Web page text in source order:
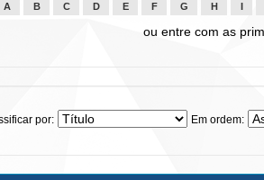
A B C D E F G H
ou entre com as
por: Em ordem: